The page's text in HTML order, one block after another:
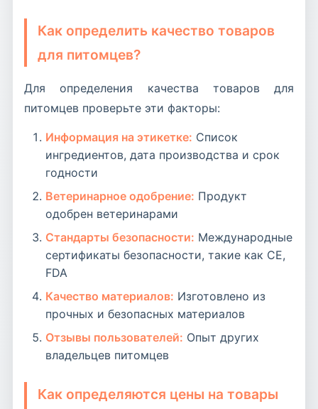
Как определить качество товаров
для питомцев?
Для определения качества товаров для
питомцев проверьте эти факторы:
Информация на этикетке: Список
ингредиентов, дата производства и срок
годности
Ветеринарное одобрение: Продукт
одобрен ветеринарами
Стандарты безопасности: Международные
сертификаты безопасности, такие как CE,
FDA
Качество материалов: Изготовлено из
прочных и безопасных материалов
Отзывы пользователей: Опыт других
владельцев питомцев
Как определяются цены на товары